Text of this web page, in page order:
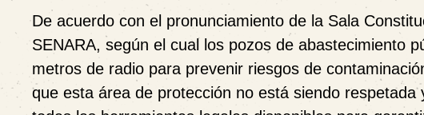
De acuerdo con el pronunciamiento de la Sala
SENARA, según el cual los pozos de abastecimiento
metros de radio para prevenir riesgos de
que esta área de protección no está siendo